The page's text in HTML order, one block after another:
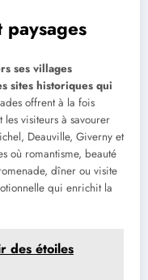
ses villages
sites historiques qui
offrent à la fois
visiteurs à savourer
Deauville, Giverny et
où romantisme, beauté
dîner ou visite
qui enrichit la
des étoiles